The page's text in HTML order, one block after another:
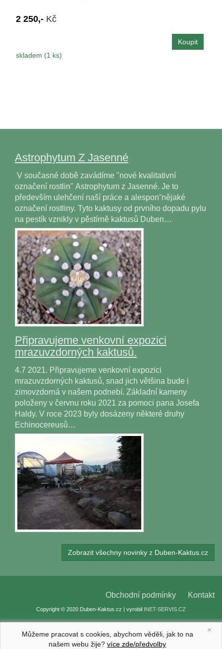
2 250,- Kč
skladem (1 ks)
Astrophytum Z Jasenné
V současné době zavádíme "nové kvalitativní
označení rostlin" Astrophytum z Jasenné. Je to
především ulehčení naší práce a alesponˇnějaké
označení rostliny. Tyto kaktusy od prvního dopadu pylu
na pestík vznikly v pěstírně kaktusů Duben…
Připravujeme venkovní expozici
mrazuvzdorných kaktusů.
4.7 2021. Připravujeme venkovní expozici
mrazuvzdorných kaktusů, snad jich většina bude i
zimovzdorná v našem podnebí. Základní kameny
položeny v červnu roku 2021 za pomoci pana Josefa
Haldy. V roce 2023 byly dosázeny některé druhy
Echinocereusů…
Zobrazit všechny novinky z Duben-Kaktus.cz
Obchodní podmínky Kontakt
Copyright © 2020 Duben-Kaktus.cz | vyrobil INET-SERVIS.CZ
×
Můžeme pracovat s cookies, abychom věděli, jak to na
našem webu žije? více zde/předvolby